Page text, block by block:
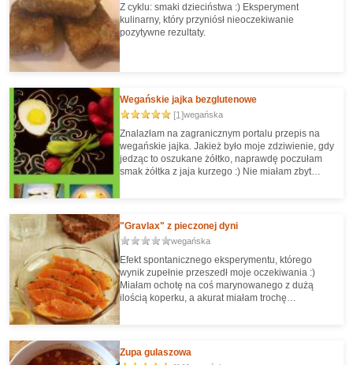
Z cyklu: smaki dzieciństwa :) Eksperyment
kulinarny, który przyniósł nieoczekiwanie
pozytywne rezultaty.
Wegańskie jajka bezglutenowe
[1]wegańska
Znalazłam na zagranicznym portalu przepis na
wegańskie jajka. Jakież było moje zdziwienie, gdy
jedząc to oszukane żółtko, naprawdę poczułam
smak żółtka z jaja kurzego :) Nie miałam zbyt
być hit świątecznego stołu :)
"Gravlax" z pieczonej dyni
wegańska
Efekt spontanicznego eksperymentu, którego
wynik zupełnie przeszedł moje oczekiwania :)
Miałam ochotę na coś marynowanego z dużą
ilością koperku, a akurat miałam trochę
ilością koperku.
Zupa gulaszowa